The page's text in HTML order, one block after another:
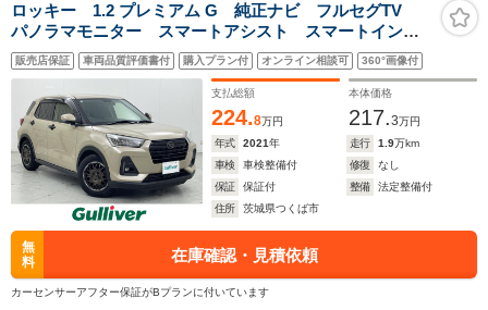
ロッキー 1.2 プレミアム G 純正ナビ フルセグTV
パノラマモニター スマートアシスト スマートインナ
ーミラー(ドラレコ内蔵) コーナーセンサー ETC ハー
フレザーシート シートヒーター アダプティブクルー
ズコントロール
販売店保証 車両品質評価書付 購入プラン付 オンライン相談可 360°画像付
支払総額
224.8万円
本体価格
217.3万円
年式
2021年 走行 1.9万km
車検
車検整備付 修復
なし
保証
保証付 整備
法定整備付
住所
茨城県つくば市
無
料
在庫確認・見積依頼
カーセンサーアフター保証がBプランに付いています